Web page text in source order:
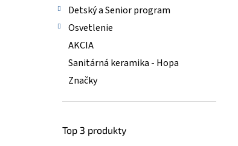
Detský a Senior program
Osvetlenie
AKCIA
Sanitárná keramika - Hopa
Značky
Top 3 produkty